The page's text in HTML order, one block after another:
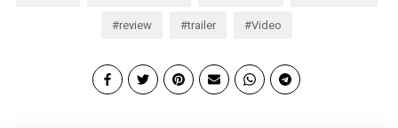
review trailer Video